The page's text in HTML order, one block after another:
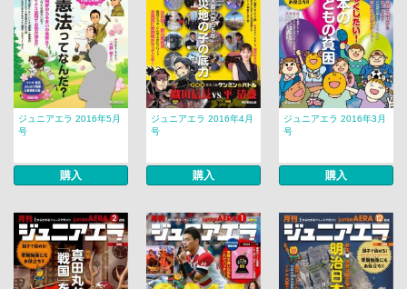
ジュニアエラ 2016年5月
号
購入
ジュニアエラ 2016年4月
号
購入
ジュニアエラ 2016年3月
号
購入